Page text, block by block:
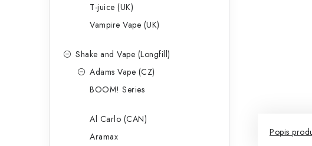
T-juice (UK)
Vampire Vape (UK)
Shake and Vape (Longfill)
Adams Vape (CZ)
BOOM! Series
Al Carlo (CAN)
Aramax
Popis